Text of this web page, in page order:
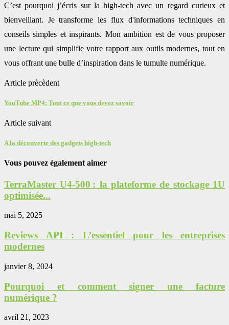
C’est pourquoi j’écris sur la high-tech avec un regard curieux et
bienveillant. Je transforme les flux d'informations techniques en
conseils simples et inspirants. Mon ambition est de vous proposer
une lecture qui simplifie votre rapport aux outils modernes, tout en
vous offrant une bulle d’inspiration dans le tumulte numérique.
Article prècèdent
YouTube MP4: Tout ce que vous devez savoir
Article suivant
A la découverte des gadgets high-tech
Vous pouvez également aimer
TerraMaster U4-500 : la plateforme de stockage 1U
optimisée...
mai 5, 2025
Reviews API : L’essentiel pour les entreprises
modernes
janvier 8, 2024
Pourquoi et comment signer une facture
numérique ?
avril 21, 2023